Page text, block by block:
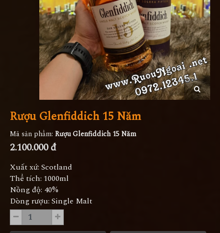
Rượu Glenfiddich 15 Năm
Mã sản phẩm: Rượu Glenfiddich 15 Năm
2.100.000 đ
Xuất xứ: Scotland
Thể tích: 1000ml
Nồng độ: 40%
Dòng rượu: Single Malt